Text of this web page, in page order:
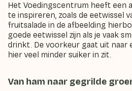
Het Voedingscentrum heeft een
te inspireren, zoals de eetwissel
fruitsalade in de afbeelding
goede eetwissel zijn als je vaak
drinkt. De voorkeur gaat uit naar
hier veel minder suiker in zit.
Van ham naar gegrilde